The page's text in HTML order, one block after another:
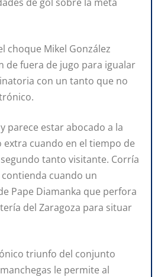
choque Mikel González
de fuera de jugo para igualar
con un tanto que no
parece estar abocado a la
cuando en el tiempo de
tanto visitante. Corría
contienda cuando un
Pape Diamanka que perfora
del Zaragoza para situar
triunfo del conjunto
le permite al